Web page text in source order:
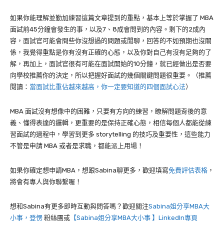
如果你能理解並勤加練習這篇文章提到的重點，基本上等於掌握了 MBA
面試前45分鐘會發生的事，以及7 、 8成會問到的內容。剩下的2成內
容，面試官可能會問些你沒想過的問題或閒聊，回答的不如預期也沒關
係，我覺得重點是你有沒有正確的心態，以及你對自己有沒有足夠的了
解，再加上，面試官很有可能在面試開始的10分鐘，就已經做出是否要
向學校推薦你的決定，所以把握好面試的幾個關鍵問題很重要。（推薦
閱讀： 當面試比重佔越來越高，你一定要知道的四個面試心法）
MBA 面試沒有想像中的困難，只要有方向的練習，瞭解問題背後的意
義、懂得表達的邏輯，更重要的是保持正確心態，相信每個人都能從練
習面試的過程中，學習到更多 storytelling 的技巧及重要性，這些能力
不管是申請 MBA 或者是求職，都能派上用場！
如果你確定想申請MBA，想跟Sabina聊更多，歡迎填寫免費評估表格 ，
將會有專人與你聯繫喔！
想和Sabina有更多即時互動與問答嗎？歡迎關注Sabina姐分享MBA大
小事，登愣 粉絲團或 【Sabina姐分享MBA大小事 】LinkedIn專頁